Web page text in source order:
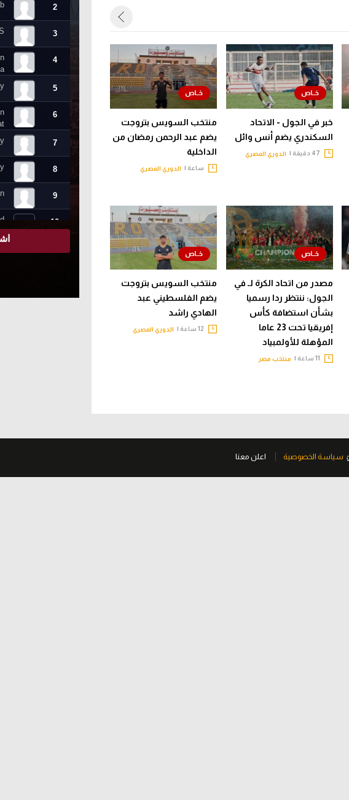
خبر في الجول - الاتحاد
السكندري يضم أنس وائل
الدوري المصري
منتخب السويس بتروجت
يضم عبد الرحمن رمضان من
الداخلية
ساعة | الدوري المصري
مصدر من اتحاد الكرة لـ في
الجول: ننتظر ردا رسميا
بشأن استضافة كأس
إفريقيا تحت 23 عاما
المؤهلة للأولمبياد
منتخب مصر
منتخب السويس بتروجت
يضم الفلسطيني عبد
الهادي راشد
الدوري المصري
سياسة الخصوصية اعلن معنا